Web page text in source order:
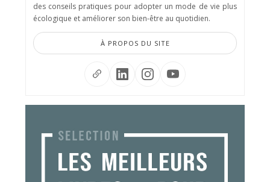
des conseils pratiques pour adopter un mode de vie plus
écologique et améliorer son bien-être au quotidien.
À PROPOS DU SITE